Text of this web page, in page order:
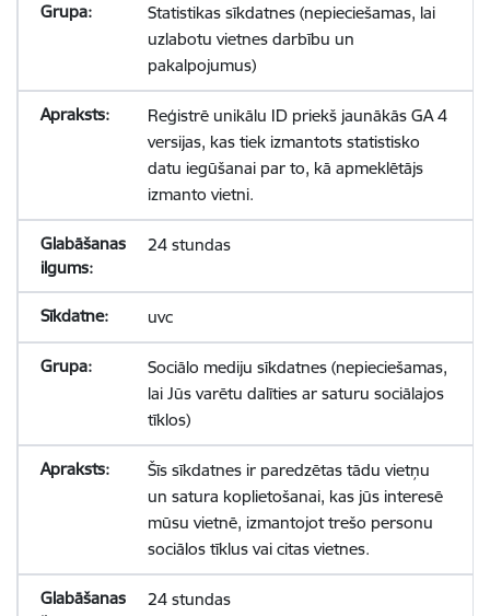
Statistikas sīkdatnes (nepieciešamas, lai
uzlabotu vietnes darbību un
pakalpojumus)
Reģistrē unikālu ID priekš jaunākās GA 4
versijas, kas tiek izmantots statistisko
datu iegūšanai par to, kā apmeklētājs
izmanto vietni.
24 stundas
uvc
Sociālo mediju sīkdatnes (nepieciešamas,
lai Jūs varētu dalīties ar saturu sociālajos
tīklos)
Šīs sīkdatnes ir paredzētas tādu vietņu
un satura koplietošanai, kas jūs interesē
mūsu vietnē, izmantojot trešo personu
sociālos tīklus vai citas vietnes.
24 stundas